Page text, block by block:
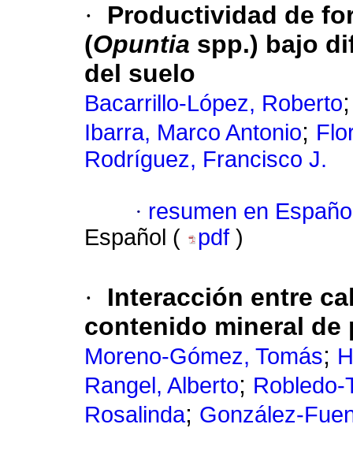
·
Productividad de
(Opuntia spp.) bajo
del suelo
Bacarrillo-López, Roberto
Ibarra, Marco Antonio;
Rodríguez, Francisco J.
· resumen en
Español (
pdf )
·
Interacción entre
contenido mineral de
Moreno-Gómez, Tomás;
Rangel, Alberto; Robledo-
Rosalinda; González-